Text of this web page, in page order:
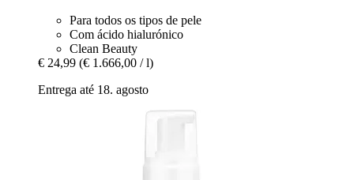
Para todos os tipos de pele
Com ácido hialurónico
Clean Beauty
€ 24,99 (€ 1.666,00 / l)
Entrega até 18. agosto